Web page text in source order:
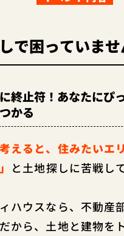
で困っていませ
終止符！あなたにぴ
かる
考えると、住みたいエ
と土地探しに苦戦し
ハウスなら、不動産
から、土地と建物を